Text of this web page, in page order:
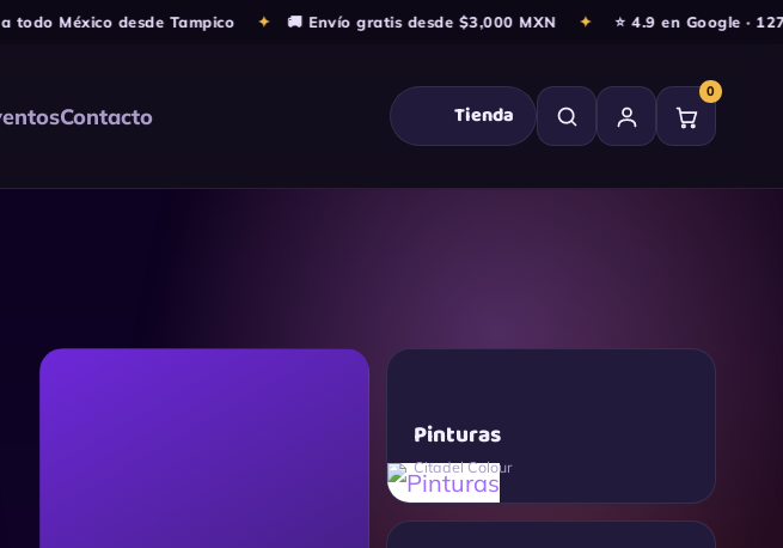
México desde Tampico ✦ 🚚 Envío gratis desde $3,000 MXN ✦ ⭐ 4.9 en Google · 127+
Contacto Tienda
0
Pinturas
Citadel Colour